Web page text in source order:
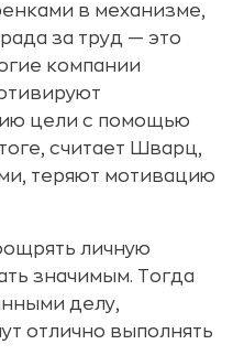
в механизме,
за труд — это
компании
цели с помощью
считает Шварц,
теряют мотивацию
личную
значимым. Тогда
делу,
отлично выполнять